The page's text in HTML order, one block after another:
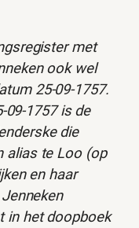
met
ook wel
25-09-1757.
09-1757 is de
die
alias te Loo (op
en haar
in het doopboek